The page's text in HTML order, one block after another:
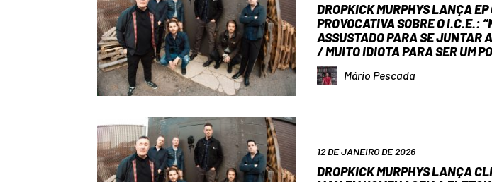
DROPKICK MURPHYS LANÇA EP
PROVOCATIVA SOBRE O I.C.E.:
ASSUSTADO PARA SE JUNTAR
/ MUITO IDIOTA PARA SER UM
Mário Pescada
12 DE JANEIRO DE 2026
DROPKICK MURPHYS LANÇA